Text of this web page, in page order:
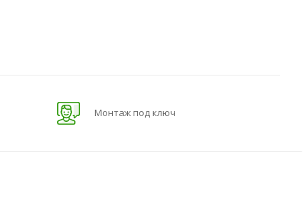
Монтаж под ключ